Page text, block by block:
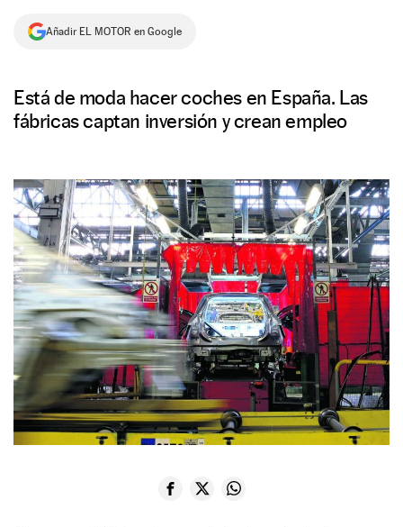
NEWSLETTER
Añadir EL MOTOR en Google
Está de moda hacer coches en España. Las
fábricas captan inversión y crean empleo